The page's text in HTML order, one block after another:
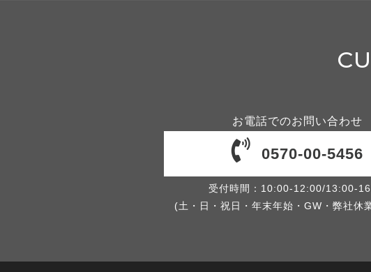
お電話でのお問い合わせ
0570-00-5456
受付時間：10:00-12:00/13:00-
(土・日・祝日・年末年始・GW・弊社休